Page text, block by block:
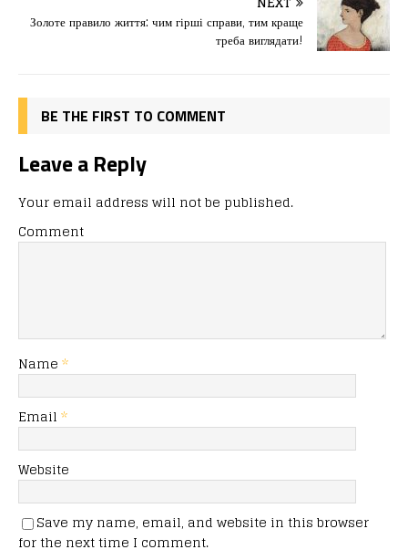
o
o
o
n
ис
я
Золоте правило життя: чим гірші справи, тим краще
треба виглядати!
BE THE FIRST TO COMMENT
Leave a Reply
Your email address will not be published.
Comment
Name *
Email *
Website
Save my name, email, and website in this browser
for the next time I comment.